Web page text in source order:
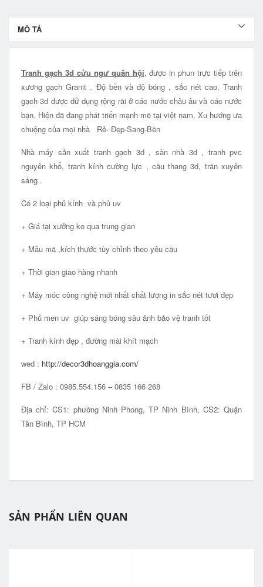
MÔ TẢ
Tranh gạch 3d cửu ngư quần hội, được in phun trực tiếp trên
xương gạch Granit . Độ bền và độ bóng , sắc nét cao. Tranh
gạch 3d được dử dụng rộng rãi ở các nước châu âu và các nước
bạn. Hiện đã đang phát triển mạnh mẽ tại việt nam. Xu hướng ưa
chuộng của mọi nhà Rẻ- Đẹp-Sang-Bền
Nhà máy sản xuất tranh gạch 3d , sàn nhà 3d , tranh pvc
nguyên khổ, tranh kính cường lực , cầu thang 3d, trần xuyên
sáng .
Có 2 loại phủ kính và phủ uv
+ Giá tại xưởng ko qua trung gian
+ Mẫu mã ,kích thước tùy chỉnh theo yêu cầu
+ Thời gian giao hàng nhanh
+ Máy móc công nghệ mới nhất chất lượng in sắc nét tươi đẹp
+ Phủ men uv giúp sáng bóng sâu ảnh bảo vệ tranh tốt
+ Tranh kính đẹp , đường mài khít mạch
wed : http://decor3dhoanggia.com/
FB / Zalo : 0985.554.156 – 0835 166 268
Địa chỉ: CS1: phường Ninh Phong, TP Ninh Bình, CS2: Quận
Tân Bình, TP HCM
SẢN PHẨN LIÊN QUAN